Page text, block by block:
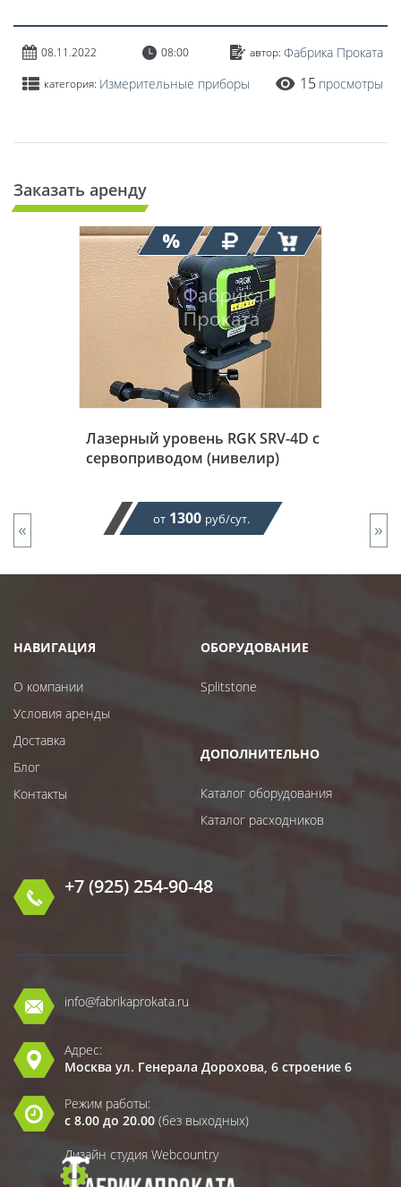
08.11.2022 08:00 автор: Фабрика Проката
категория: Измерительные приборы 15 просмотры
Заказать аренду
Лазерный уровень RGK SRV-4D с
сервоприводом (нивелир)
от 1300 руб/сут.
« »
НАВИГАЦИЯ
О компании
Условия аренды
Доставка
Блог
Контакты
ОБОРУДОВАНИЕ
Splitstone
ДОПОЛНИТЕЛЬНО
Каталог оборудования
Каталог расходников
+7 (925) 254-90-48
info@fabrikaprokata.ru
Адрес:
Москва ул. Генерала Дорохова, 6 строение 6
Режим работы:
с 8.00 до 20.00 (без выходных)
Дизайн студия Webcountry